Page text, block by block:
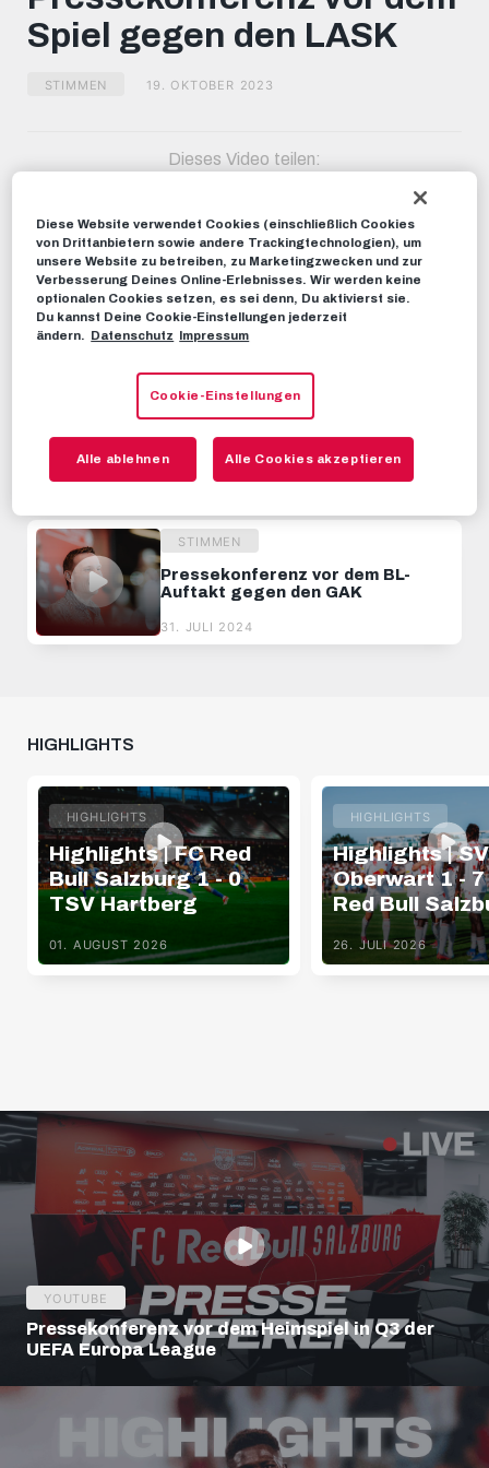
minutes,
2
seconds
Spiel gegen den LASK
STIMMEN 19. OKTOBER 2023
Dieses Video teilen:
STIMMEN
Pressekonferenz vor dem Spiel
gegen den LASK
STIMMEN
Pressekonferenz vor dem Spiel
gegen den LASK
STIMMEN
Pressekonferenz vor dem BL-
Auftakt gegen den GAK
31. JULI 2024
HIGHLIGHTS
HIGHLIGHTS
Highlights | FC Red
Bull Salzburg 1 - 0
TSV Hartberg
01. AUGUST 2026
HIGHLIGHTS
Highlights | SV
Oberwart 1 - 7
Red Bull
26. JULI 2026
YOUTUBE
Pressekonferenz vor dem Heimspiel in Q3 der
UEFA Europa League
Diese Website verwendet Cookies (einschließlich Cookies
von Drittanbietern sowie andere Trackingtechnologien), um
unsere Website zu betreiben, zu Marketingzwecken und zur
Verbesserung Deines Online-Erlebnisses. Wir werden keine
optionalen Cookies setzen, es sei denn, Du aktivierst sie.
Du kannst Deine Cookie-Einstellungen jederzeit
ändern.
Datenschutz Impressum
Cookie-Einstellungen
Alle ablehnen Alle Cookies akzeptieren